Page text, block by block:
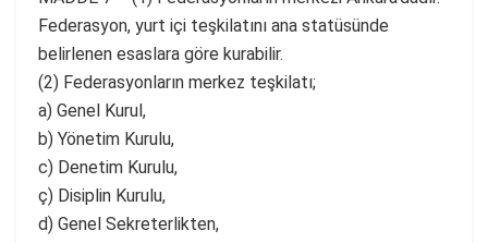
Federasyon, yurt içi teşkilatını ana statüsünde
belirlenen esaslara göre kurabilir.
(2) Federasyonların merkez teşkilatı;
a) Genel Kurul,
b) Yönetim Kurulu,
c) Denetim Kurulu,
ç) Disiplin Kurulu,
d) Genel Sekreterlikten,